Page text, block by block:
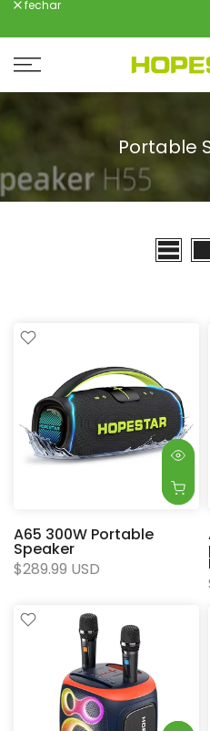
para
o
fechar
Portable
A65 300W Portable
Speaker
$289.99 USD